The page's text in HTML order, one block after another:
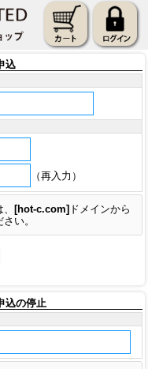
込
（再入力）
[hot-c.com] ドメインから
い。
込の停止